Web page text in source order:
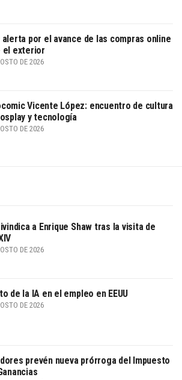
alerta por el avance de las compras online
el exterior
DE 2026
Vicente López: encuentro de cultura
y tecnología
DE 2026
a Enrique Shaw tras la visita de
DE 2026
de la IA en el empleo en EEUU
DE 2026
prevén nueva prórroga del Impuesto